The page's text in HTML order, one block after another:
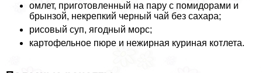
омлет, приготовленный на пару с помидорами и
брынзой, некрепкий черный чай без сахара;
рисовый суп, ягодный морс;
картофельное пюре и нежирная куриная котлета.